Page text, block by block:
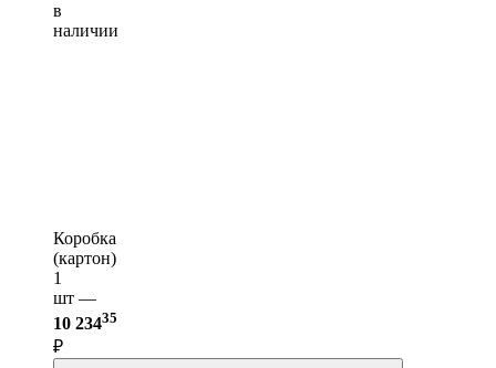
в
наличии
Коробка
(картон)
1
шт —
10 23435
₽